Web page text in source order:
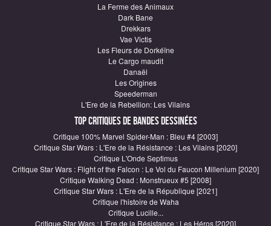
La Ferme des Animaux
Dark Bane
Drekkars
Vae Victis
Les Fleurs de Dorkéïne
Le Cargo maudit
Danaël
Les Origines
Speederman
L'Ere de la Rebellion: Les Vilains
Top critiques de Bandes Dessinées
Critique 100% Marvel Spider-Man : Bleu #4 [2003]
Critique Star Wars : L'Ere de la Résistance : Les Vilains [2020]
Critique L'Onde Septimus
Critique Star Wars : Flight of the Falcon : Le Vol du Faucon Millenium [2020]
Critique Walking Dead : Monstrueux #5 [2008]
Critique Star Wars : L'Ere de la République [2021]
Critique l'histoire de Waha
Critique Lucille...
Critique Star Wars : L'Ere de la Résistance : Les Héros [2020]